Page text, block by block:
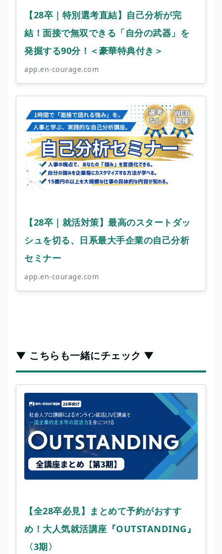
【28卒｜特別選考直結】自己分析が完
結！面接で無双できる「自分の武器」を
発掘する90分！＜豪華特典付き＞
app.en-courage.com
【28卒｜就活対策】最高のスタートダッ
シュを切る、日系最大手企業の自己分析
セミナー
app.en-courage.com
▼ こちらも一緒にチェック ▼
【全28卒必見】まとめて予約がおすす
め！大人気就活講座『OUTSTANDING』
〈3期〉